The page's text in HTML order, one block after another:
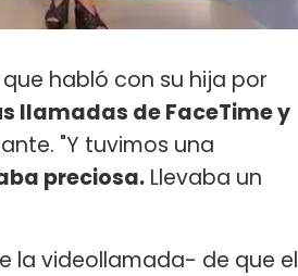
que habló con su hija por
llamadas de FaceTime y
"Y tuvimos una
preciosa. Llevaba un
la videollamada- de que el